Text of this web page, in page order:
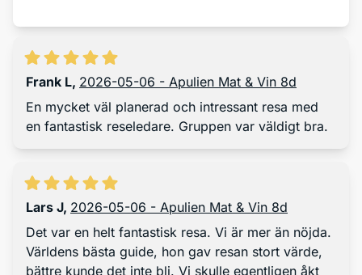
Frank L, 2026-05-06 - Apulien Mat & Vin 8d
En mycket väl planerad och intressant resa med
en fantastisk reseledare. Gruppen var väldigt bra.
Lars J, 2026-05-06 - Apulien Mat & Vin 8d
Det var en helt fantastisk resa. Vi är mer än nöjda.
Världens bästa guide, hon gav resan stort värde,
bättre kunde det inte bli. Vi skulle egentligen åkt